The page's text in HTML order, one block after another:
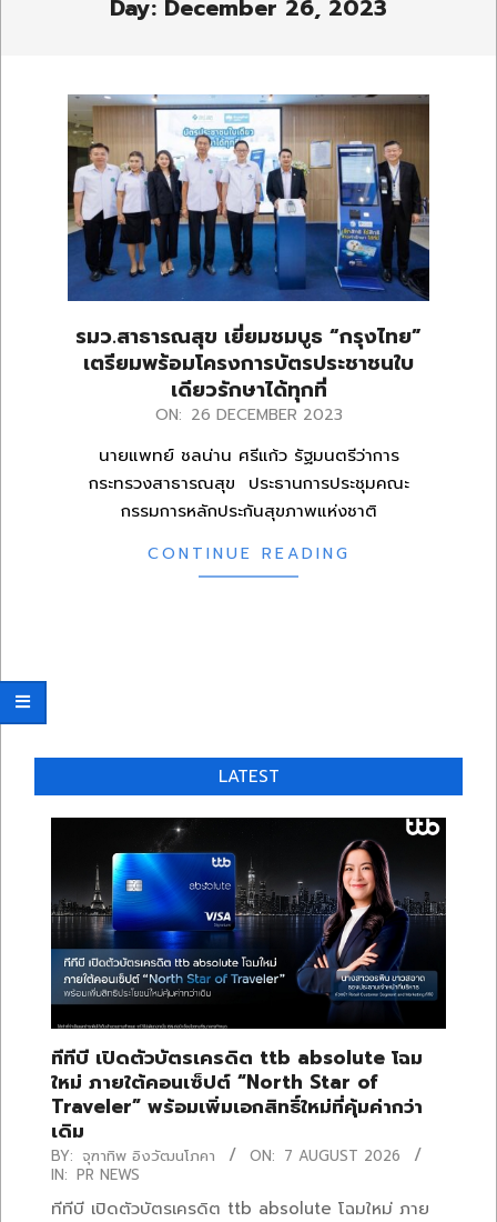
Day: December 26, 2023
รมว.สาธารณสุข เยี่ยมชมบูธ “กรุงไทย”
เตรียมพร้อมโครงการบัตรประชาชนใบ
เดียวรักษาได้ทุกที่
ON: 26 DECEMBER 2023
นายแพทย์ ชลน่าน ศรีแก้ว รัฐมนตรีว่าการ
กระทรวงสาธารณสุข ประธานการประชุมคณะ
กรรมการหลักประกันสุขภาพแห่งชาติ
CONTINUE READING
LATEST
ทีทีบี เปิดตัวบัตรเครดิต ttb absolute โฉม
ใหม่ ภายใต้คอนเซ็ปต์ “North Star of
Traveler” พร้อมเพิ่มเอกสิทธิ์ใหม่ที่คุ้มค่ากว่า
เดิม
BY: จุฑาทิพ อิงวัฒนโภคา ON: 7 AUGUST 2026
IN: PR NEWS
ทีทีบี เปิดตัวบัตรเครดิต ttb absolute โฉมใหม่ ภาย